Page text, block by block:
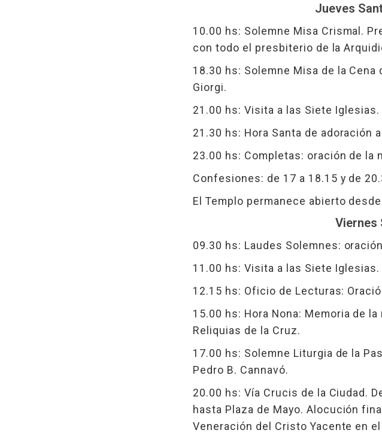
Jueves
10.00 hs: Solemne Misa Crismal.
con todo el presbiterio de la
18.30 hs: Solemne Misa de la
Giorgi.
21.00 hs: Visita a las Siete Iglesias.
21.30 hs: Hora Santa de adoración
23.00 hs: Completas: oración de la
Confesiones: de 17 a 18.15 y de
El Templo permanece abierto
Viernes
09.30 hs: Laudes Solemnes:
11.00 hs: Visita a las Siete Iglesias.
12.15 hs: Oficio de Lecturas:
15.00 hs: Hora Nona: Memoria de
Reliquias de la Cruz.
17.00 hs: Solemne Liturgia de la
Pedro B. Cannavó.
20.00 hs: Vía Crucis de la Ciudad.
hasta Plaza de Mayo. Alocución
Veneración del Cristo Yacente en